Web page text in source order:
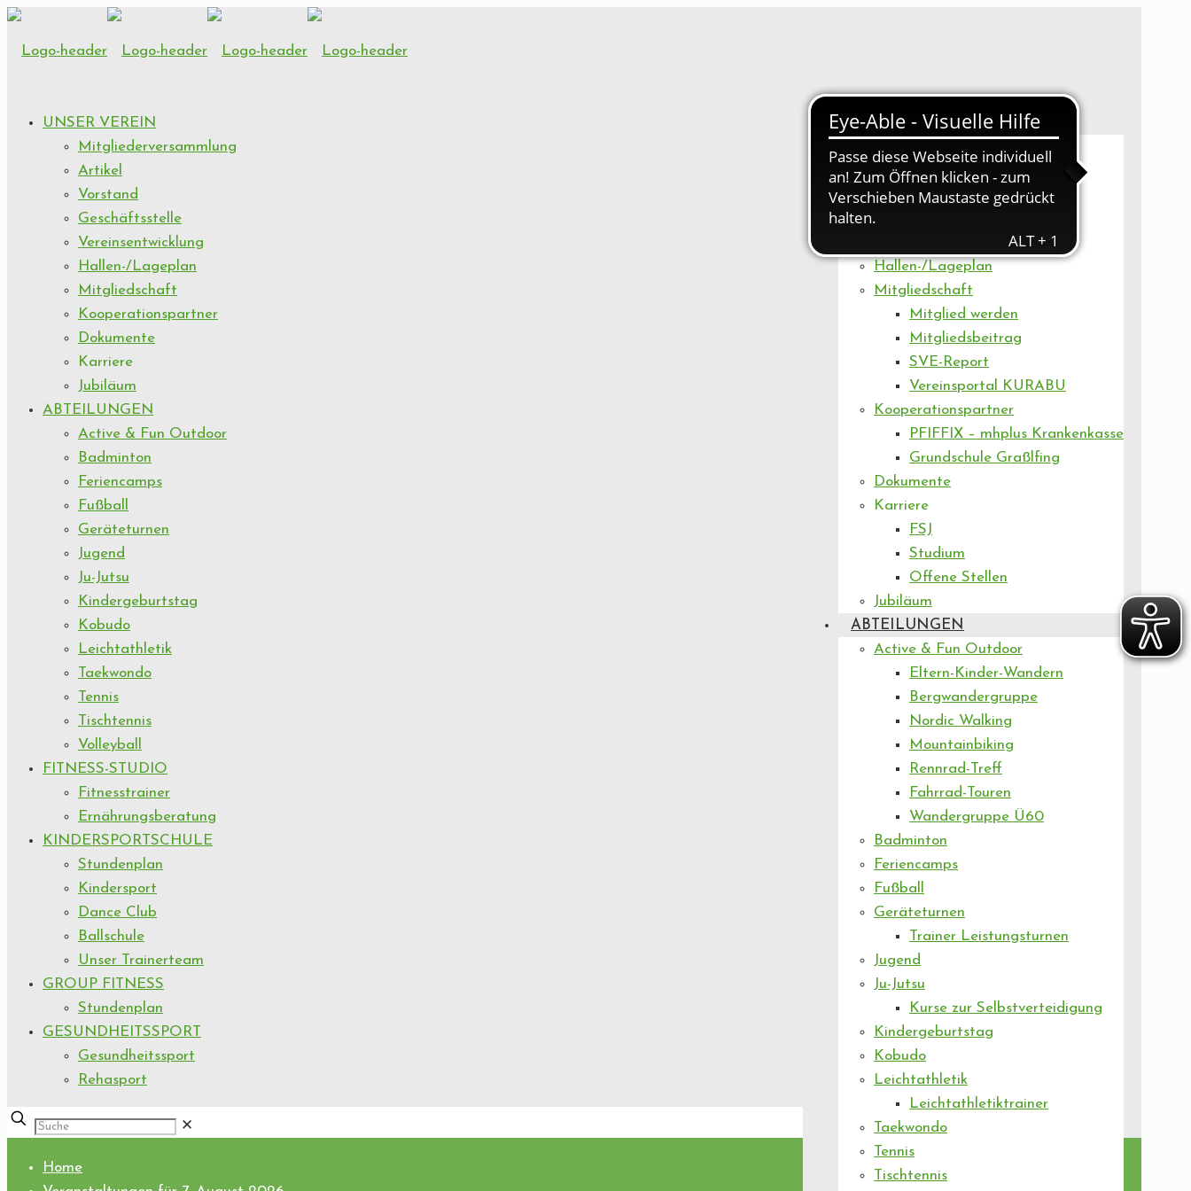
UNSER VEREIN
Artikel
Vorstand
Geschäftsstelle
Hallen-/Lageplan
Mitgliedschaft
Mitglied werden
Mitgliedsbeitrag
SVE-Report
Vereinsportal KURABU
Kooperationspartner
PFIFFIX – mhplus Krankenkasse
Grundschule Graßlfing
Dokumente
Karriere
FSJ
Studium
Offene Stellen
Jubiläum
ABTEILUNGEN
Active & Fun Outdoor
Eltern-Kinder-Wandern
Bergwandergruppe
Nordic Walking
Mountainbiking
Rennrad-Treff
Fahrrad-Touren
Wandergruppe Ü60
Badminton
Feriencamps
Fußball
Geräteturnen
Trainer Leistungsturnen
Jugend
Ju-Jutsu
Kurse zur Selbstverteidigung
Kindergeburtstag
Kobudo
Leichtathletik
Leichtathletiktrainer
Taekwondo
Tennis
Tischtennis
UNSER VEREIN
Mitgliederversammlung
Artikel
Vorstand
Geschäftsstelle
Vereinsentwicklung
Hallen-/Lageplan
Mitgliedschaft
Kooperationspartner
Dokumente
Karriere
Jubiläum
ABTEILUNGEN
Active & Fun Outdoor
Badminton
Feriencamps
Fußball
Geräteturnen
Jugend
Ju-Jutsu
Kindergeburtstag
Kobudo
Leichtathletik
Taekwondo
Tennis
Tischtennis
Volleyball
FITNESS-STUDIO
Fitnesstrainer
Ernährungsberatung
KINDERSPORTSCHULE
Stundenplan
Kindersport
Dance Club
Ballschule
Unser Trainerteam
GROUP FITNESS
Stundenplan
GESUNDHEITSSPORT
Gesundheitssport
Rehasport
✕
Home